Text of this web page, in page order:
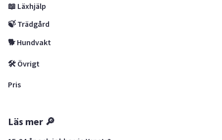
📖 Läxhjälp
🍃 Trädgård
🐕 Hundvakt
🛠 Övrigt
Pris
Läs mer 🔎